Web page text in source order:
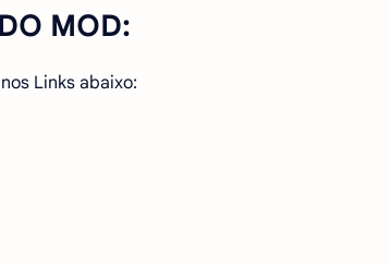
MOD:
Links abaixo: